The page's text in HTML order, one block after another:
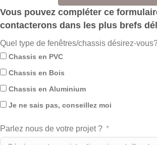
Vous pouvez compléter ce
contacterons dans les plus brefs
Quel type de fenêtres/chassis désirez-
Chassis en PVC
Chassis en Bois
Chassis en Aluminium
Je ne sais pas, conseillez moi
Parlez nous de votre projet ?